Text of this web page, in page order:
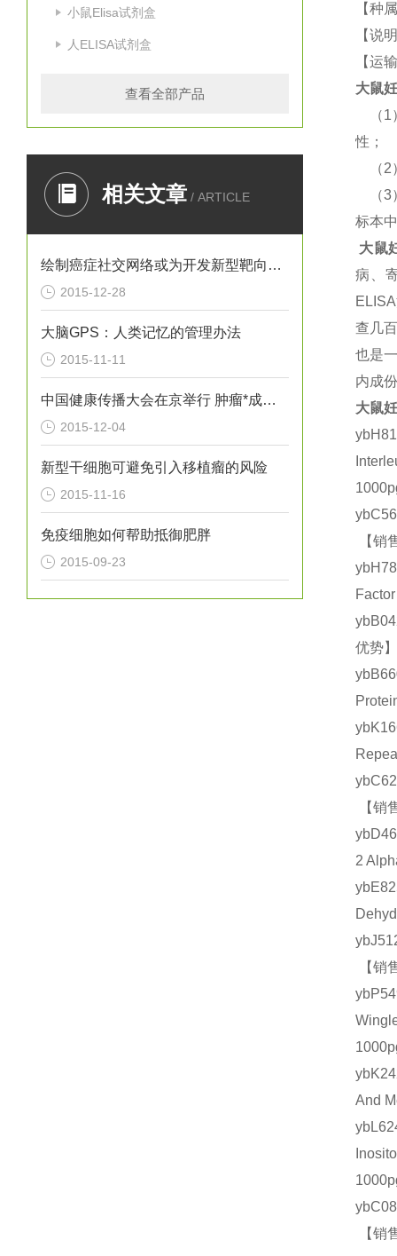
小鼠Elisa试剂盒
人ELISA试剂盒
查看全部产品
相关文章 / ARTICLE
绘制癌症社交网络或为开发新型靶向疗法提供思路
2015-12-28
大脑GPS：人类记忆的管理办法
2015-11-11
中国健康传播大会在京举行 肿瘤*成为热议焦点
2015-12-04
新型干细胞可避免引入移植瘤的风险
2015-11-16
免疫细胞如何帮助抵御肥胖
2015-09-23
【种
【说
【运
大鼠
（1
性；
（2
（3
标本
大鼠
病、
ELISA
查几
也是
内成
大鼠
【销
优势
【销
2
【销
And
【销